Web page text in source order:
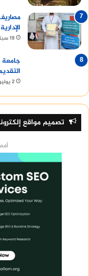
19 سبتمبر، 2023
جامعة
2 يوليو، 2023
تصميم مواقع